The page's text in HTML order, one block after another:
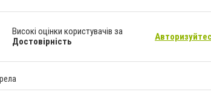
Високі оцінки користувачів за
Достовірність